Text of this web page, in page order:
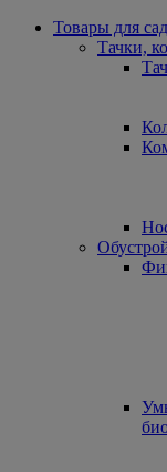
Товары для
Тачки,